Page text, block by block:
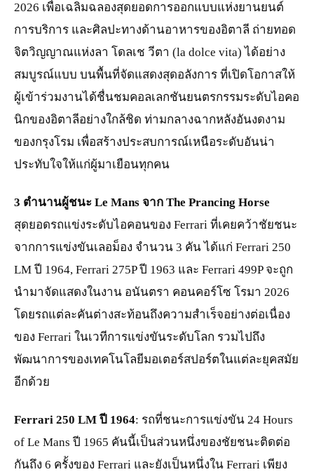
2026 เพื่อเฉลิมฉลองสุดยอดการออกแบบแห่งยานยนต์
การบริการ และศิลปะทางด้านอาหารของอิตาลี ถ่ายทอด
จิตวิญญาณแห่งลา โดลเช วีตา (la dolce vita) ได้อย่าง
สมบูรณ์แบบ บนพื้นที่จัดแสดงสุดอลังการ ที่เปิดโอกาสให้
ผู้เข้าร่วมงานได้ชื่นชมคอลเลกชันยนตรกรรมระดับไอคอ
นิกของอิตาลีอย่างใกล้ชิด ท่ามกลางฉากหลังอันงดงาม
ของกรุงโรม เพื่อสร้างประสบการณ์เหนือระดับอันน่า
ประทับใจให้แก่ผู้มาเยือนทุกคน
3 ตำนานผู้ชนะ Le Mans จาก The Prancing Horse
สุดยอดรถแข่งระดับไอคอนของ Ferrari ที่เคยคว้าชัยชนะ
จากการแข่งขันเลอม็อง จำนวน 3 คัน ได้แก่ Ferrari 250
LM ปี 1964, Ferrari 275P ปี 1963 และ Ferrari 499P จะถูก
นำมาจัดแสดงในงาน อนันตรา คอนคอร์โซ โรมา 2026
โดยรถแต่ละคันต่างสะท้อนถึงความสำเร็จอย่างต่อเนื่อง
ของ Ferrari ในเวทีการแข่งขันระดับโลก รวมไปถึง
พัฒนาการของเทคโนโลยีมอเตอร์สปอร์ตในแต่ละยุคสมัย
อีกด้วย
Ferrari 250 LM ปี 1964: รถที่ชนะการแข่งขัน 24 Hours
of Le Mans ปี 1965 คันนี้เป็นส่วนหนึ่งของชัยชนะติดต่อ
กันถึง 6 ครั้งของ Ferrari และยังเป็นหนึ่งใน Ferrari เพียง